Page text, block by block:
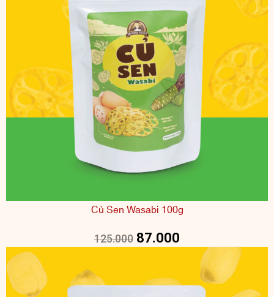
Củ Sen Wasabi 100g
125.000 87.000